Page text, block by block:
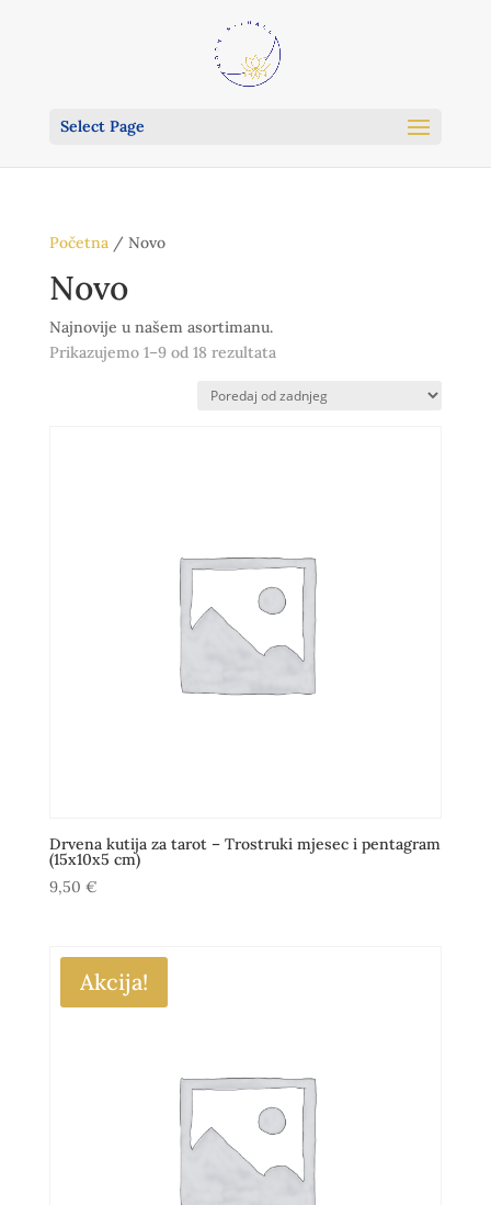
Select Page
Početna/ Novo
Novo
Najnovije u našem asortimanu.
Prikazujemo 1–9 od 18 rezultataPoredano
najnovijem
Drvena kutija za tarot – Trostruki mjesec i pentagram
(15x10x5 cm)
9,50 €
Akcija!